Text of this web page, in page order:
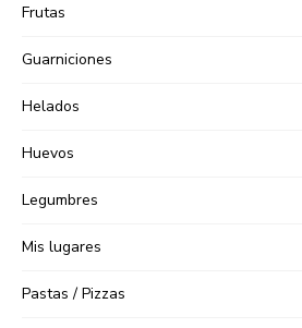
Frutas
Guarniciones
Helados
Huevos
Legumbres
Mis lugares
Pastas / Pizzas